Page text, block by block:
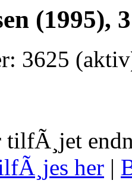
(1995),
3625
her |